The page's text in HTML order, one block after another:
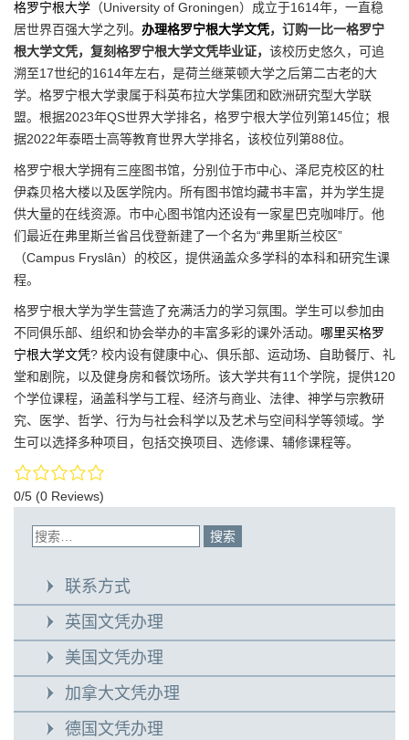
格罗宁根大学 （University of Groningen）成立于1614年，一直稳
居世界百强大学之列。 办理格罗宁根大学文凭，订购一比一格罗宁
根大学文凭，复刻格罗宁根大学文凭毕业证， 该校历史悠久，可追
溯至17世纪的1614年左右，是荷兰继莱顿大学之后第二古老的大
学。格罗宁根大学隶属于科英布拉大学集团和欧洲研究型大学联
盟。根据2023年QS世界大学排名，格罗宁根大学位列第145位；根
据2022年泰晤士高等教育世界大学排名，该校位列第88位。
格罗宁根大学拥有三座图书馆，分别位于市中心、泽尼克校区的杜
伊森贝格大楼以及医学院内。所有图书馆均藏书丰富，并为学生提
供大量的在线资源。市中心图书馆内还设有一家星巴克咖啡厅。他
们最近在弗里斯兰省吕伐登新建了一个名为“弗里斯兰校区”
（Campus Fryslân）的校区，提供涵盖众多学科的本科和研究生课
程。
格罗宁根大学为学生营造了充满活力的学习氛围。学生可以参加由
不同俱乐部、组织和协会举办的丰富多彩的课外活动。 哪里买格罗
宁根大学文凭? 校内设有健康中心、俱乐部、运动场、自助餐厅、礼
堂和剧院，以及健身房和餐饮场所。该大学共有11个学院，提供120
个学位课程，涵盖科学与工程、经济与商业、法律、神学与宗教研
究、医学、哲学、行为与社会科学以及艺术与空间科学等领域。学
生可以选择多种项目，包括交换项目、选修课、辅修课程等。
0/5 (0 Reviews)
联系方式
英国文凭办理
美国文凭办理
加拿大文凭办理
德国文凭办理